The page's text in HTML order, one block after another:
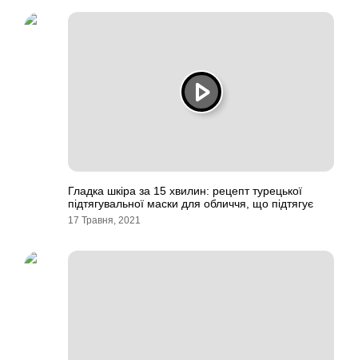
Гладка шкіра за 15 хвилин: рецепт турецької
підтягувальної маски для обличчя, що підтягує
17 Травня, 2021